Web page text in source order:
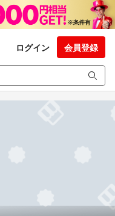
ログイン 会員登録